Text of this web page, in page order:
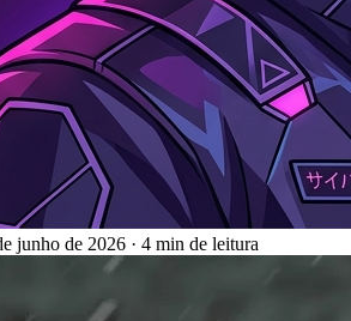
junho de 2026 · 4 min de leitura